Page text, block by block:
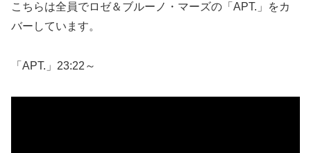
こちらは全員でロゼ＆ブルーノ・マーズの「APT.」をカ
バーしています。
「APT.」23:22～